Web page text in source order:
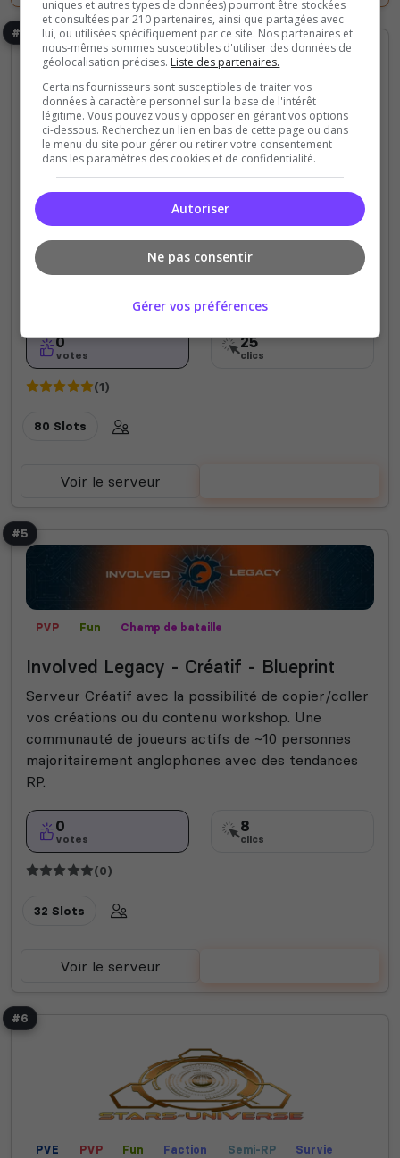
#4
PVE PVP Fun Faction Semi-RP
Survie
Mods communautaires
[FR] PVE | PVP-RP | Banquise Coorp
agréable ? Nous ne possédons pas 5 étoiles pour
rien ! - Une stabilités et lag à toute épreuve. -
Minerais Exclusif - Mod Mk - NPC exclusif
0
votes
25
clics
(1)
80 Slots
Voir le serveur
#5
PVP Fun
Champ de bataille
Involved Legacy - Créatif - Blueprint
Serveur Créatif avec la possibilité de copier/coller
vos créations ou du contenu workshop. Une
communauté de joueurs actifs de ~10 personnes
majoritairement anglophones avec des tendances
RP.
0
votes
8
clics
(0)
32 Slots
Voir le serveur
#6
PVE PVP Fun Faction Semi-RP
Survie
uniques et autres types de données) pourront être stockées
et consultées par 210 partenaires, ainsi que partagées avec
lui, ou utilisées spécifiquement par ce site. Nos partenaires et
nous-mêmes sommes susceptibles d'utiliser des données de
géolocalisation précises. Liste des partenaires.
Certains fournisseurs sont susceptibles de traiter vos
données à caractère personnel sur la base de l'intérêt
légitime. Vous pouvez vous y opposer en gérant vos options
ci-dessous. Recherchez un lien en bas de cette page ou dans
le menu du site pour gérer ou retirer votre consentement
dans les paramètres des cookies et de confidentialité.
Autoriser
Ne pas consentir
Gérer vos préférences